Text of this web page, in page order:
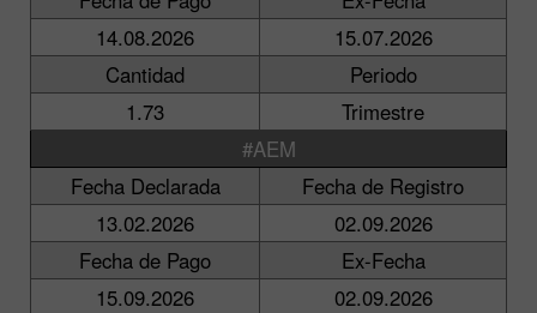
14.08.2026
15.07.2026
Cantidad
Periodo
1.73
Trimestre
#AEM
Fecha Declarada
Fecha de Registro
13.02.2026
02.09.2026
Fecha de Pago
Ex-Fecha
15.09.2026
02.09.2026